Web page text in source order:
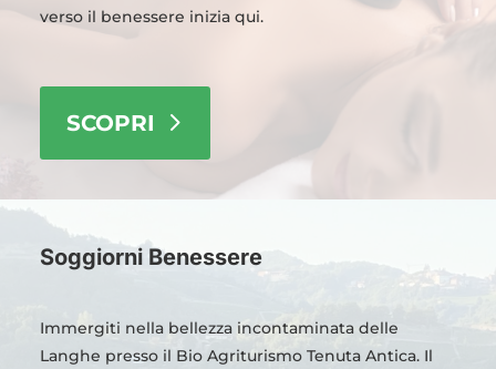
verso il benessere inizia qui.
SCOPRI
Soggiorni Benessere
Immergiti nella bellezza incontaminata delle
Langhe presso il Bio Agriturismo Tenuta Antica. Il